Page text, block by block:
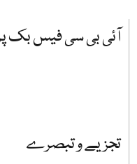
آئی بی سی فیس بک
تجزیے و تبصرے